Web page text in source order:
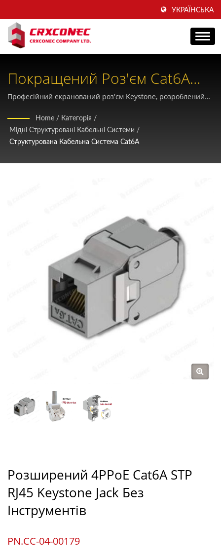
УКРАЇНСЬКА
Покращений Роз'єм Cat6A
STP Без Інструментів RJ45
Keystone З Підтримкою
4PPoE
Професійний екранований роз'єм Keystone, розроблений
PoE++ потужністю до 100 Вт, виготовлений...CRXCONECз
більш ніж 30-річним досвідом роботи в галузі
структурованих кабельних систем.
Home / Категорія /
Мідні Структуровані Кабельні Системи /
Структурована Кабельна Система Cat6A
Розширений 4PPoE Cat6A STP
RJ45 Keystone Jack Без
Інструментів
PN.CC-04-00179